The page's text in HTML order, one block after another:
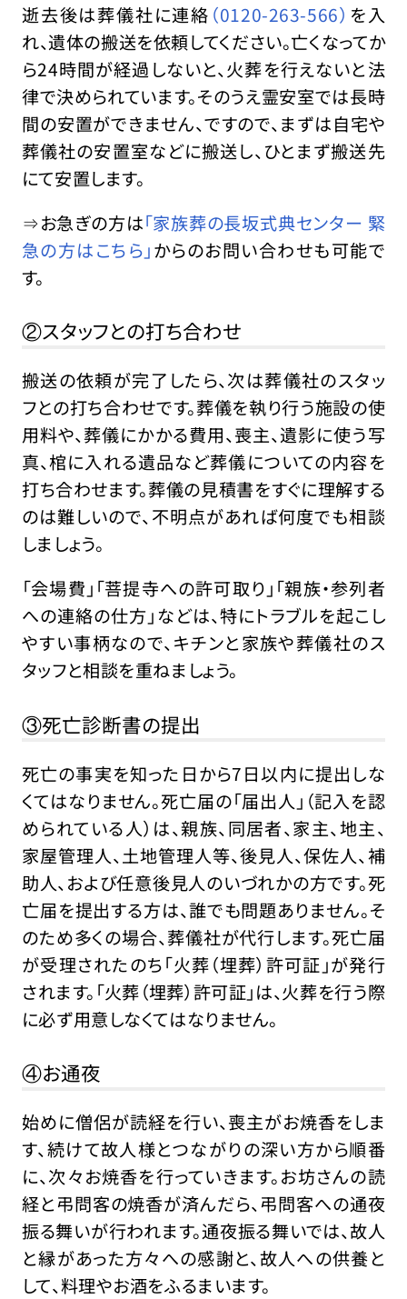
逝去後は葬儀社に連絡 （0120-263-566） を入
れ、遺体の搬送を依頼してください。亡くなってか
ら24時間が経過しないと、火葬を行えないと法
律で決められています。そのうえ霊安室では長時
間の安置ができません、ですので、まずは自宅や
葬儀社の安置室などに搬送し、ひとまず搬送先
にて安置します。
⇒お急ぎの方は「家族葬の長坂式典センター 緊
急の方はこちら」からのお問い合わせも可能で
す。
②スタッフとの打ち合わせ
搬送の依頼が完了したら、次は葬儀社のスタッ
フとの打ち合わせです。葬儀を執り行う施設の使
用料や、葬儀にかかる費用、喪主、遺影に使う写
真、棺に入れる遺品など葬儀についての内容を
打ち合わせます。葬儀の見積書をすぐに理解する
のは難しいので、不明点があれば何度でも相談
しましょう。
「会場費」「菩提寺への許可取り」「親族・参列者
への連絡の仕方」などは、特にトラブルを起こし
やすい事柄なので、キチンと家族や葬儀社のス
タッフと相談を重ねましょう。
③死亡診断書の提出
死亡の事実を知った日から7日以内に提出しな
くてはなりません。死亡届の「届出人」（記入を認
められている人）は、親族、同居者、家主、地主、
家屋管理人、土地管理人等、後見人、保佐人、補
助人、および任意後見人のいづれかの方です。死
亡届を提出する方は、誰でも問題ありません。そ
のため多くの場合、葬儀社が代行します。死亡届
が受理されたのち「火葬（埋葬）許可証」が発行
されます。「火葬（埋葬）許可証」は、火葬を行う際
に必ず用意しなくてはなりません。
④お通夜
始めに僧侶が読経を行い、喪主がお焼香をしま
す、続けて故人様とつながりの深い方から順番
に、次々お焼香を行っていきます。お坊さんの読
経と弔問客の焼香が済んだら、弔問客への通夜
振る舞いが行われます。通夜振る舞いでは、故人
と縁があった方々への感謝と、故人への供養と
して、料理やお酒をふるまいます。